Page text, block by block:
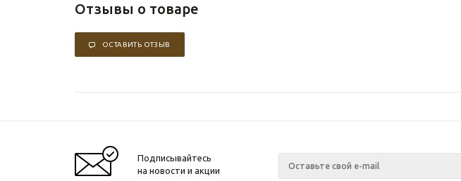
Отзывы о товаре
ОСТАВИТЬ ОТЗЫВ
Подписывайтесь
на новости и акции